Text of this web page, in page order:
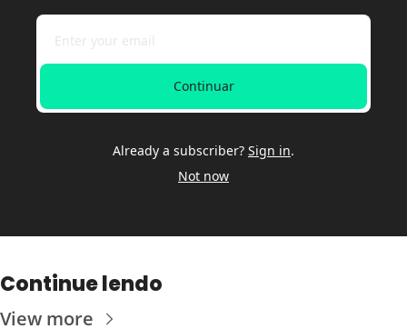
Continuar
Already a subscriber? Sign in.
Not now
Continue lendo
View more